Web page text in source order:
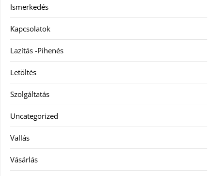
Ismerkedés
Kapcsolatok
Lazítás -Pihenés
Letöltés
Szolgáltatás
Uncategorized
Vallás
Vásárlás